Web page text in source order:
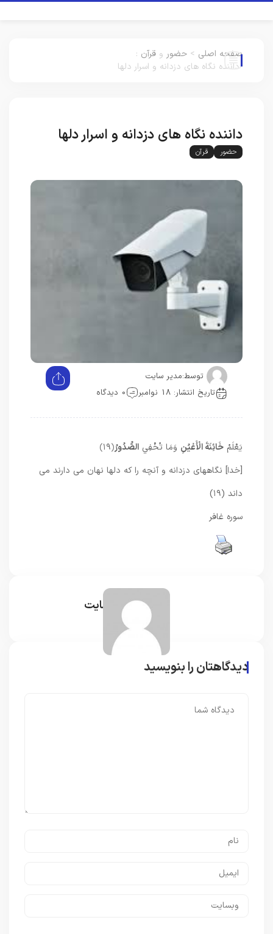
صفحه اصلی > حضور و قرآن :
داننده نگاه های دزدانه و اسرار دلها
داننده نگاه های دزدانه و اسرار دلها
حضور قرآن
توسط:مدیر سایت
تاریخ انتشار: 18 نوامبر
0 دیدگاه
يَعْلَمُ خَائِنَةَ الْأَعْيُنِ وَمَا تُخْفِي الصُّدُورُ﴿۱۹﴾
[خدا] نگاههاى دزدانه و آنچه را كه دلها نهان مى دارند مى‏
داند (۱۹)
سوره غافر
مدیر سایت
دیدگاهتان را بنویسید